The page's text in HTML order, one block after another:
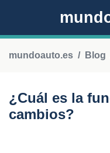
mundoauto.es Blog
¿Cuál es la
cambios?